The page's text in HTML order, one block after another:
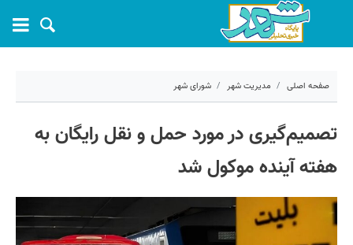
صفحه اصلی مدیریت شهر شورای شهر
81482
تصمیم‌گیری در مورد حمل و نقل رایگان به
هفته آینده موکول شد